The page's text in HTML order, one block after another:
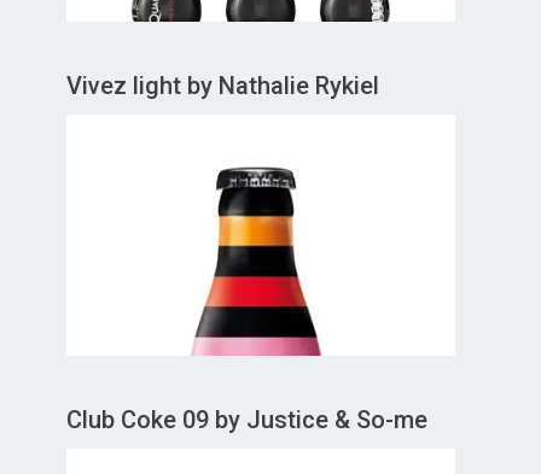
Vivez light by Nathalie Rykiel
Club Coke 09 by Justice & So-me